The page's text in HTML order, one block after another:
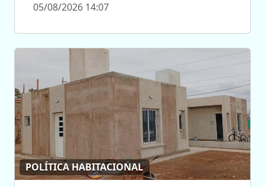
05/08/2026 14:07
POLÍTICA HABITACIONAL